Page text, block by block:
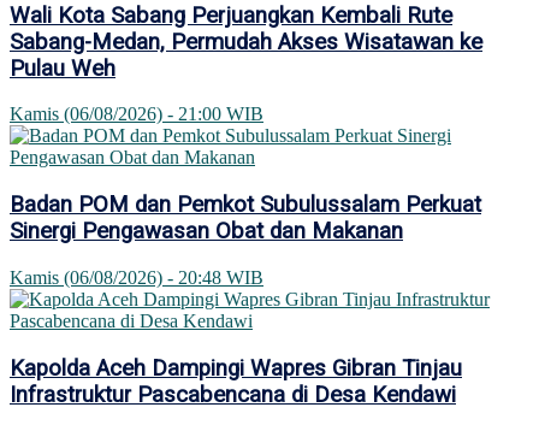
Wali Kota Sabang Perjuangkan Kembali Rute
Sabang-Medan, Permudah Akses Wisatawan ke
Pulau Weh
Kamis (06/08/2026) - 21:00 WIB
Badan POM dan Pemkot Subulussalam Perkuat
Sinergi Pengawasan Obat dan Makanan
Kamis (06/08/2026) - 20:48 WIB
Kapolda Aceh Dampingi Wapres Gibran Tinjau
Infrastruktur Pascabencana di Desa Kendawi